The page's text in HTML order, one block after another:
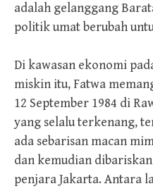
adalah gelanggang
politik umat berubah
Di kawasan ekonomi
miskin itu, Fatwa
12 September 1984 di
yang selalu terkenang,
ada sebarisan macan
dan kemudian
penjara Jakarta. Antara